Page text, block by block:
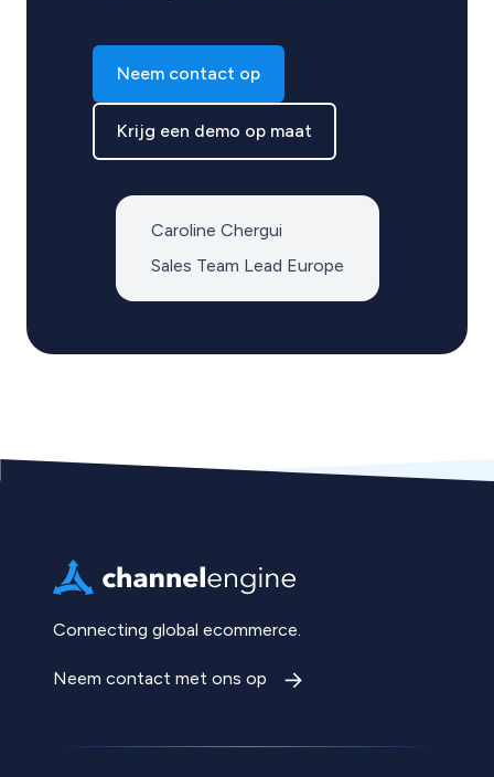
Neem contact op
Krijg een demo op maat
Caroline Chergui
Sales Team Lead Europe
Connecting global ecommerce.
Neem contact met ons op